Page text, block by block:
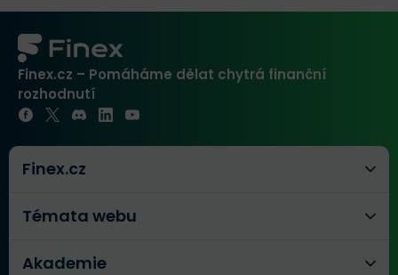
Finex.cz – Pomáháme dělat chytrá finanční
rozhodnutí
Finex.cz
Témata webu
Akademie